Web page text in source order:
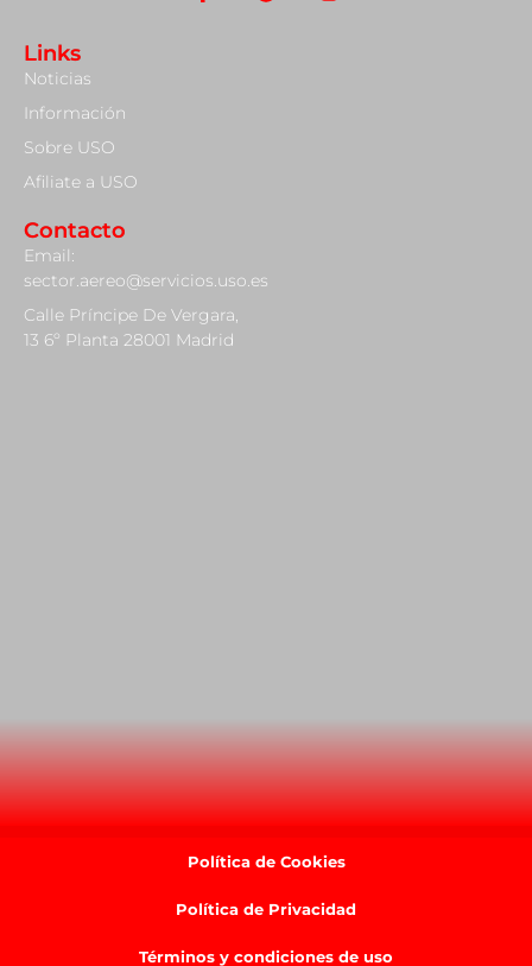
Links
Noticias
Información
Sobre USO
Afiliate a USO
Contacto
Email:
sector.aereo@servicios.uso.es
Calle Príncipe De Vergara,
13 6º Planta 28001 Madrid
Política de Cookies
Política de Privacidad
Términos y condiciones de uso